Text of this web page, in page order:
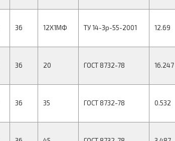
36 12Х1МФ ТУ 14-3р-55-2001 12.69
36 20 ГОСТ 8732-78 16.247
36 35 ГОСТ 8732-78 0.532